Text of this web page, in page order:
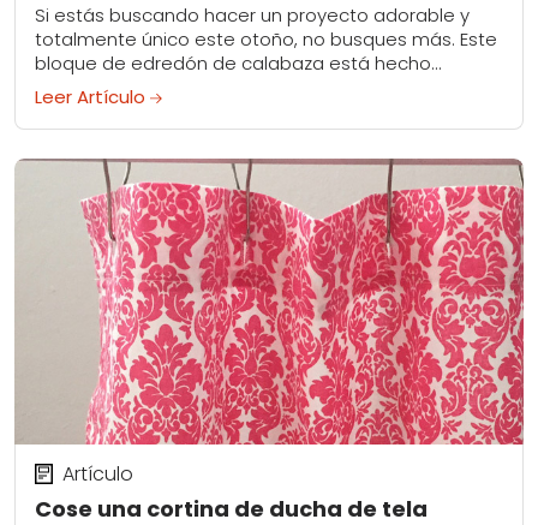
Si estás buscando hacer un proyecto adorable y
totalmente único este otoño, no busques más. Este
bloque de edredón de calabaza está hecho
completamente de tiras de 1½ "de ancho....
Leer Artículo
Cose una cortina de ducha de tela
Artículo